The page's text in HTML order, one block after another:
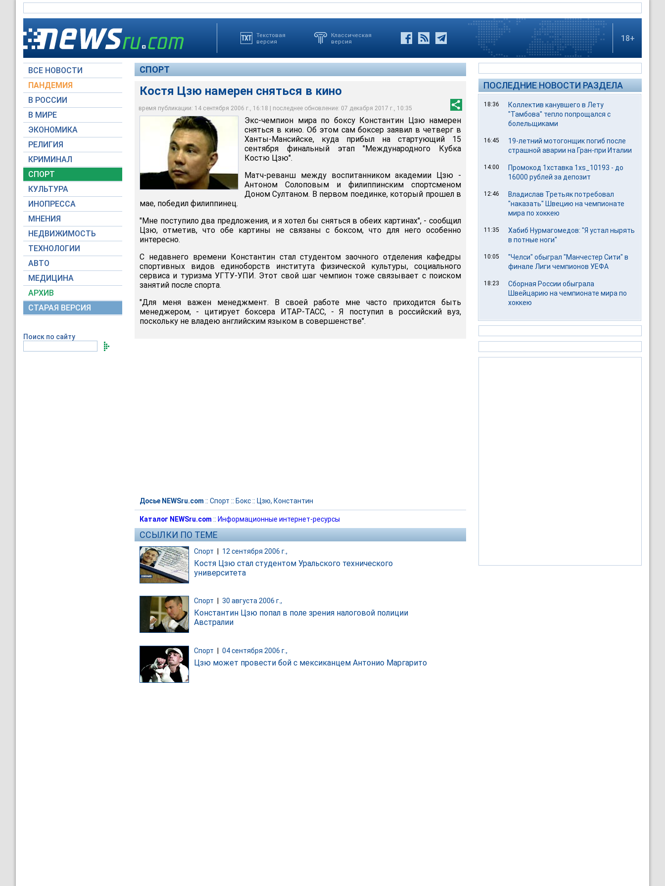
Текстовая
версия
Классическая
версия
18+
ВСЕ НОВОСТИ
ПАНДЕМИЯ
В РОССИИ
В МИРЕ
ЭКОНОМИКА
РЕЛИГИЯ
КРИМИНАЛ
СПОРТ
КУЛЬТУРА
ИНОПРЕССА
МНЕНИЯ
НЕДВИЖИМОСТЬ
ТЕХНОЛОГИИ
АВТО
МЕДИЦИНА
АРХИВ
СТАРАЯ ВЕРСИЯ
Поиск по сайту
СПОРТ
Костя Цзю намерен сняться в кино
время публикации: 14 сентября 2006 г., 16:18 | последнее обновление: 07 декабря 2017 г., 10:35
Костя Цзю намерен сняться в кино
Вести
Экс-чемпион мира по боксу Константин Цзю намерен
сняться в кино. Об этом сам боксер заявил в четверг в
Ханты-Мансийске, куда прибыл на стартующий 15
сентября финальный этап "Международного Кубка
Костю Цзю".
Матч-реванш между воспитанником академии Цзю -
Антоном Солоповым и филиппинским спортсменом
Доном Султаном. В первом поединке, который прошел в
мае, победил филиппинец.
"Мне поступило два предложения, и я хотел бы сняться в обеих картинах", - сообщил
Цзю, отметив, что обе картины не связаны с боксом, что для него особенно
интересно.
С недавнего времени Константин стал студентом заочного отделения кафедры
спортивных видов единоборств института физической культуры, социального
сервиса и туризма УГТУ-УПИ. Этот свой шаг чемпион тоже связывает с поиском
занятий после спорта.
"Для меня важен менеджмент. В своей работе мне часто приходится быть
менеджером, - цитирует боксера ИТАР-ТАСС, - Я поступил в российский вуз,
поскольку не владею английским языком в совершенстве".
Досье NEWSru.com :: Спорт :: Бокс:: Цзю, Константин
Каталог NEWSru.com :: Информационные интернет-ресурсы
ССЫЛКИ ПО ТЕМЕ
Спорт 12 сентября 2006 г.,
Костя Цзю стал студентом Уральского технического
университета
Спорт 30 августа 2006 г.,
Константин Цзю попал в поле зрения налоговой полиции
Австралии
Спорт | 04 сентября 2006 г.,
Цзю может провести бой с мексиканцем Антонио Маргарито
ПОСЛЕДНИЕ НОВОСТИ РАЗДЕЛА
18:36
Коллектив канувшего в Лету
"Тамбова" тепло попрощался с
болельщиками
16:45
19-летний мотогонщик погиб после
страшной аварии на Гран-при Италии
14:00
Промокод 1хставка 1xs_10193 - до
16000 рублей за депозит
12:46
Владислав Третьяк потребовал
"наказать" Швецию на чемпионате
мира по хоккею
11:35
Хабиб Нурмагомедов: "Я устал нырять
в потные ноги"
10:05
"Челси" обыграл "Манчестер Сити" в
финале Лиги чемпионов УЕФА
18:23
Сборная России обыграла
Швейцарию на чемпионате мира по
хоккею